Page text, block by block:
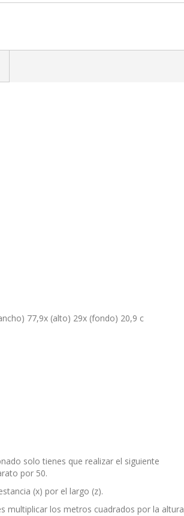
77,9x (alto) 29x (fondo) 20,9 c
solo tienes que realizar el siguiente
por 50.
(x) por el largo (z).
multiplicar los metros cuadrados por la altura